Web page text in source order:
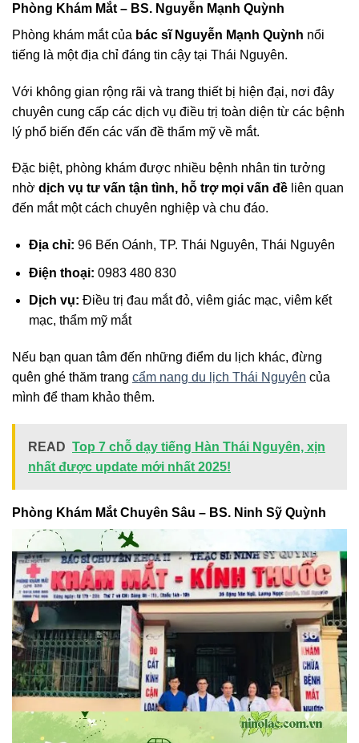
Phòng Khám Mắt – BS. Nguyễn Mạnh Quỳnh
Phòng khám mắt của bác sĩ Nguyễn Mạnh Quỳnh nổi
tiếng là một địa chỉ đáng tin cậy tại Thái Nguyên.
Với không gian rộng rãi và trang thiết bị hiện đại, nơi đây
chuyên cung cấp các dịch vụ điều trị toàn diện từ các bệnh
lý phổ biến đến các vấn đề thẩm mỹ về mắt.
Đặc biệt, phòng khám được nhiều bệnh nhân tin tưởng
nhờ dịch vụ tư vấn tận tình, hỗ trợ mọi vấn đề liên quan
đến mắt một cách chuyên nghiệp và chu đáo.
Địa chỉ: 96 Bến Oánh, TP. Thái Nguyên, Thái Nguyên
Điện thoại: 0983 480 830
Dịch vụ: Điều trị đau mắt đỏ, viêm giác mạc, viêm kết
mạc, thẩm mỹ mắt
Nếu bạn quan tâm đến những điểm du lịch khác, đừng
quên ghé thăm trang cẩm nang du lịch Thái Nguyên của
mình để tham khảo thêm.
READ Top 7 chỗ dạy tiếng Hàn Thái Nguyên, xịn
nhất được update mới nhất 2025!
Phòng Khám Mắt Chuyên Sâu – BS. Ninh Sỹ Quỳnh